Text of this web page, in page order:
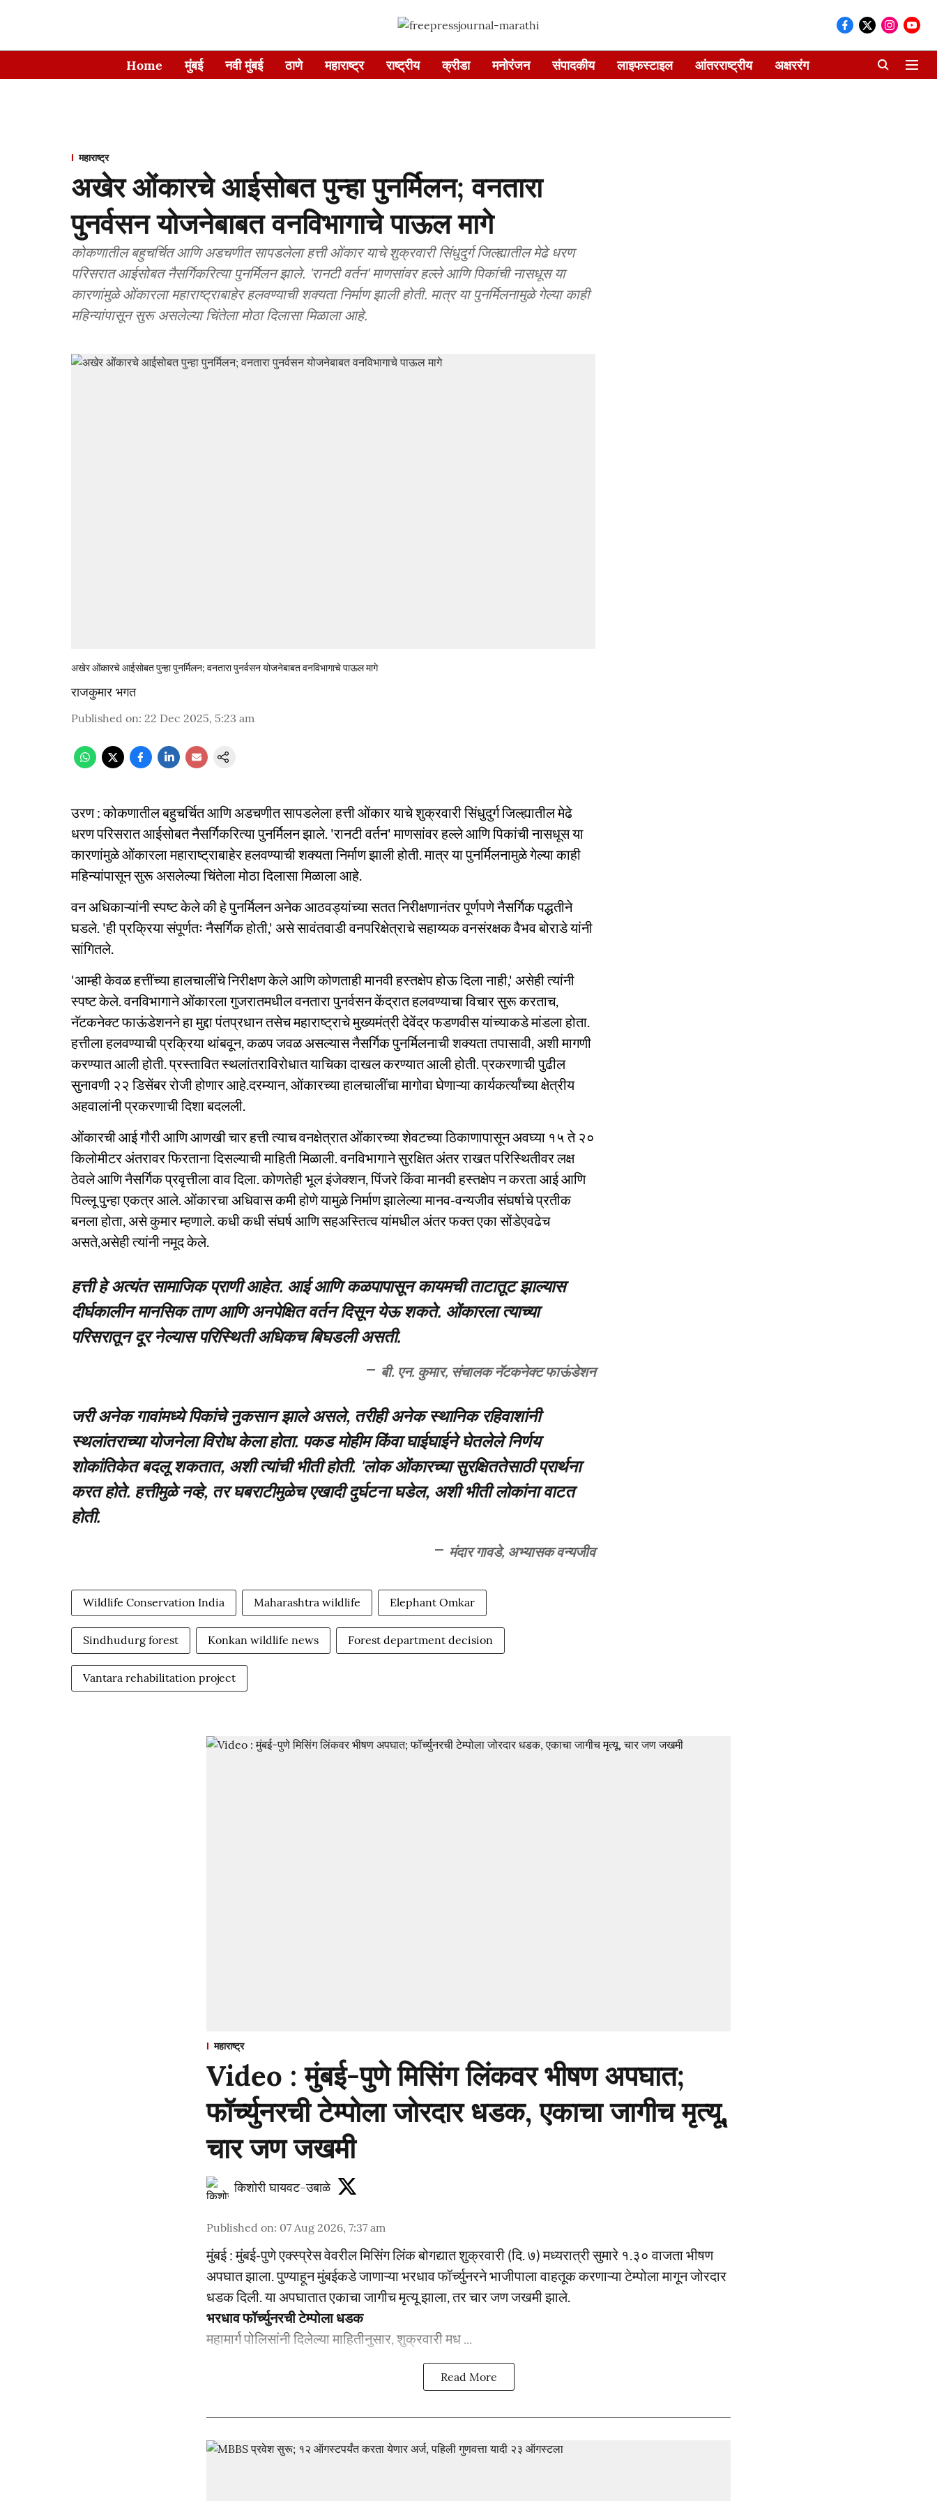
Home मुंबई नवी मुंबई ठाणे महाराष्ट्र राष्ट्रीय क्रीडा मनोरंजन संपादकीय लाइफस्टाइल आंतरराष्ट्रीय अक्षररंग
महाराष्ट्र
अखेर ओंकारचे आईसोबत पुन्हा पुनर्मिलन; वनतारा
पुनर्वसन योजनेबाबत वनविभागाचे पाऊल मागे
कोकणातील बहुचर्चित आणि अडचणीत सापडलेला हत्ती ओंकार याचे शुक्रवारी सिंधुदुर्ग जिल्ह्यातील मेढे धरण
परिसरात आईसोबत नैसर्गिकरित्या पुनर्मिलन झाले. 'रानटी वर्तन' माणसांवर हल्ले आणि पिकांची नासधूस या
कारणांमुळे ओंकारला महाराष्ट्राबाहेर हलवण्याची शक्यता निर्माण झाली होती. मात्र या पुनर्मिलनामुळे गेल्या काही
महिन्यांपासून सुरू असलेल्या चिंतेला मोठा दिलासा मिळाला आहे.
अखेर ओंकारचे आईसोबत पुन्हा पुनर्मिलन; वनतारा पुनर्वसन योजनेबाबत वनविभागाचे पाऊल मागे
राजकुमार भगत
Published on: 22 Dec 2025, 5:23 am
उरण : कोकणातील बहुचर्चित आणि अडचणीत सापडलेला हत्ती ओंकार याचे शुक्रवारी सिंधुदुर्ग जिल्ह्यातील मेढे
धरण परिसरात आईसोबत नैसर्गिकरित्या पुनर्मिलन झाले. 'रानटी वर्तन' माणसांवर हल्ले आणि पिकांची नासधूस या
कारणांमुळे ओंकारला महाराष्ट्राबाहेर हलवण्याची शक्यता निर्माण झाली होती. मात्र या पुनर्मिलनामुळे गेल्या काही
महिन्यांपासून सुरू असलेल्या चिंतेला मोठा दिलासा मिळाला आहे.
वन अधिकाऱ्यांनी स्पष्ट केले की हे पुनर्मिलन अनेक आठवड्यांच्या सतत निरीक्षणानंतर पूर्णपणे नैसर्गिक पद्धतीने
घडले. 'ही प्रक्रिया संपूर्णतः नैसर्गिक होती,' असे सावंतवाडी वनपरिक्षेत्राचे सहाय्यक वनसंरक्षक वैभव बोराडे यांनी
सांगितले.
'आम्ही केवळ हत्तींच्या हालचालींचे निरीक्षण केले आणि कोणताही मानवी हस्तक्षेप होऊ दिला नाही,' असेही त्यांनी
स्पष्ट केले. वनविभागाने ओंकारला गुजरातमधील वनतारा पुनर्वसन केंद्रात हलवण्याचा विचार सुरू करताच,
नॅटकनेक्ट फाऊंडेशनने हा मुद्दा पंतप्रधान तसेच महाराष्ट्राचे मुख्यमंत्री देवेंद्र फडणवीस यांच्याकडे मांडला होता.
हत्तीला हलवण्याची प्रक्रिया थांबवून, कळप जवळ असल्यास नैसर्गिक पुनर्मिलनाची शक्यता तपासावी, अशी मागणी
करण्यात आली होती. प्रस्तावित स्थलांतराविरोधात याचिका दाखल करण्यात आली होती. प्रकरणाची पुढील
सुनावणी २२ डिसेंबर रोजी होणार आहे.दरम्यान, ओंकारच्या हालचालींचा मागोवा घेणाऱ्या कार्यकर्त्यांच्या क्षेत्रीय
अहवालांनी प्रकरणाची दिशा बदलली.
ओंकारची आई गौरी आणि आणखी चार हत्ती त्याच वनक्षेत्रात ओंकारच्या शेवटच्या ठिकाणापासून अवघ्या १५ ते २०
किलोमीटर अंतरावर फिरताना दिसल्याची माहिती मिळाली. वनविभागाने सुरक्षित अंतर राखत परिस्थितीवर लक्ष
ठेवले आणि नैसर्गिक प्रवृत्तीला वाव दिला. कोणतेही भूल इंजेक्शन, पिंजरे किंवा मानवी हस्तक्षेप न करता आई आणि
पिल्लू पुन्हा एकत्र आले. ओंकारचा अधिवास कमी होणे यामुळे निर्माण झालेल्या मानव-वन्यजीव संघर्षाचे प्रतीक
बनला होता, असे कुमार म्हणाले. कधी कधी संघर्ष आणि सहअस्तित्व यांमधील अंतर फक्त एका सोंडेएवढेच
असते,असेही त्यांनी नमूद केले.
हत्ती हे अत्यंत सामाजिक प्राणी आहेत. आई आणि कळपापासून कायमची ताटातूट झाल्यास
दीर्घकालीन मानसिक ताण आणि अनपेक्षित वर्तन दिसून येऊ शकते. ओंकारला त्याच्या
परिसरातून दूर नेल्यास परिस्थिती अधिकच बिघडली असती.
बी. एन. कुमार, संचालक नॅटकनेक्ट फाऊंडेशन
जरी अनेक गावांमध्ये पिकांचे नुकसान झाले असले, तरीही अनेक स्थानिक रहिवाशांनी
स्थलांतराच्या योजनेला विरोध केला होता. पकड मोहीम किंवा घाईघाईने घेतलेले निर्णय
शोकांतिकेत बदलू शकतात, अशी त्यांची भीती होती. 'लोक ओंकारच्या सुरक्षिततेसाठी प्रार्थना
करत होते. हत्तीमुळे नव्हे, तर घबराटीमुळेच एखादी दुर्घटना घडेल, अशी भीती लोकांना वाटत
होती.
मंदार गावडे, अभ्यासक वन्यजीव
Wildlife Conservation India Maharashtra wildlife Elephant Omkar
Sindhudurg forest Konkan wildlife news Forest department decision
Vantara rehabilitation project
महाराष्ट्र
Video : मुंबई-पुणे मिसिंग लिंकवर भीषण अपघात;
फॉर्च्युनरची टेम्पोला जोरदार धडक, एकाचा जागीच मृत्यू,
चार जण जखमी
किशोरी घायवट-उबाळे
Published on: 07 Aug 2026, 7:37 am
मुंबई : मुंबई-पुणे एक्स्प्रेस वेवरील मिसिंग लिंक बोगद्यात शुक्रवारी (दि. ७) मध्यरात्री सुमारे १.३० वाजता भीषण
अपघात झाला. पुण्याहून मुंबईकडे जाणाऱ्या भरधाव फॉर्च्युनरने भाजीपाला वाहतूक करणाऱ्या टेम्पोला मागून जोरदार
धडक दिली. या अपघातात एकाचा जागीच मृत्यू झाला, तर चार जण जखमी झाले.
भरधाव फॉर्च्युनरची टेम्पोला धडक
महामार्ग पोलिसांनी दिलेल्या माहितीनुसार, शुक्रवारी मध ...
Read More